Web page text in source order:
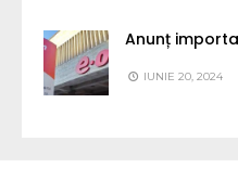
Anunț
IUNIE 20, 2024